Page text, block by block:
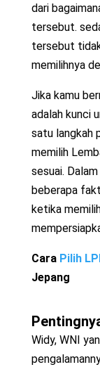
dari
tersebut.
tersebut
memilihnya
Jika kamu
adalah kunci
satu langkah
memilih
sesuai.
beberapa
ketika
Cara Pilih
Jepang
Widy, WNI